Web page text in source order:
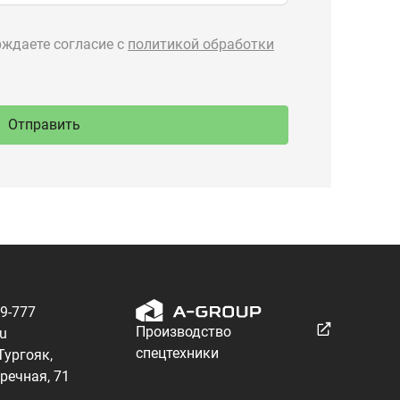
777
71
спецтехники
Разработка — ALGUS